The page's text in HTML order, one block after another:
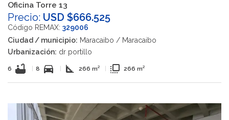
Oficina Torre 13
Precio: USD $666.525
Código REMAX: 329006
Ciudad / municipio: Maracaibo / Maracaibo
Urbanización: dr portillo
6 bathtub 8 directions_car square_foot 266 m² flip_to_front 266 m²